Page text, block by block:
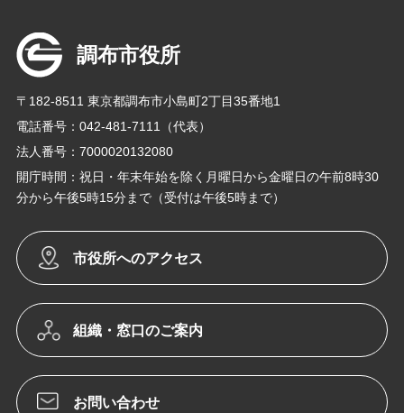
調布市役所
〒182-8511 東京都調布市小島町2丁目35番地1
電話番号：042-481-7111（代表）
法人番号：7000020132080
開庁時間：祝日・年末年始を除く月曜日から金曜日の午前8時30
分から午後5時15分まで（受付は午後5時まで）
市役所へのアクセス
組織・窓口のご案内
お問い合わせ